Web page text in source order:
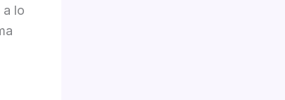
a lo